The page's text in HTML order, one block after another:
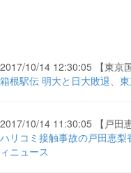
2017/10/14 12:30:05 【東京
箱根駅伝 明大と日大敗退、
2017/10/14 11:30:05 【戸田
ハリコミ接触事故の戸田恵
ィニュース